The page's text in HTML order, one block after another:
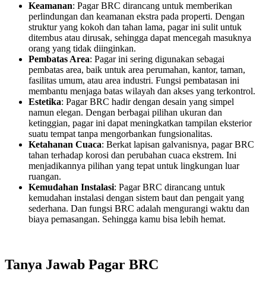
Keamanan: Pagar BRC dirancang untuk memberikan
perlindungan dan keamanan ekstra pada properti. Dengan
struktur yang kokoh dan tahan lama, pagar ini sulit untuk
ditembus atau dirusak, sehingga dapat mencegah masuknya
orang yang tidak diinginkan.
Pembatas Area: Pagar ini sering digunakan sebagai
pembatas area, baik untuk area perumahan, kantor, taman,
fasilitas umum, atau area industri. Fungsi pembatasan ini
membantu menjaga batas wilayah dan akses yang terkontrol.
Estetika: Pagar BRC hadir dengan desain yang simpel
namun elegan. Dengan berbagai pilihan ukuran dan
ketinggian, pagar ini dapat meningkatkan tampilan eksterior
suatu tempat tanpa mengorbankan fungsionalitas.
Ketahanan Cuaca: Berkat lapisan galvanisnya, pagar BRC
tahan terhadap korosi dan perubahan cuaca ekstrem. Ini
menjadikannya pilihan yang tepat untuk lingkungan luar
ruangan.
Kemudahan Instalasi: Pagar BRC dirancang untuk
kemudahan instalasi dengan sistem baut dan pengait yang
sederhana. Dan fungsi BRC adalah mengurangi waktu dan
biaya pemasangan. Sehingga kamu bisa lebih hemat.
Tanya Jawab Pagar BRC